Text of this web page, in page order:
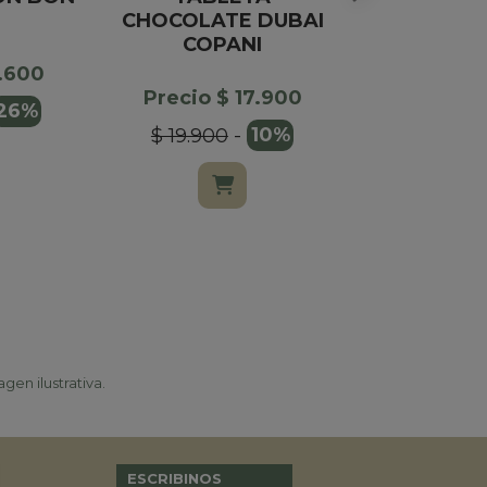
CHOCOLATE DUBAI
COPANI
Precio $ 17.900
$ 19.900- 10%
ilustrativa.
ESCRIBINOS